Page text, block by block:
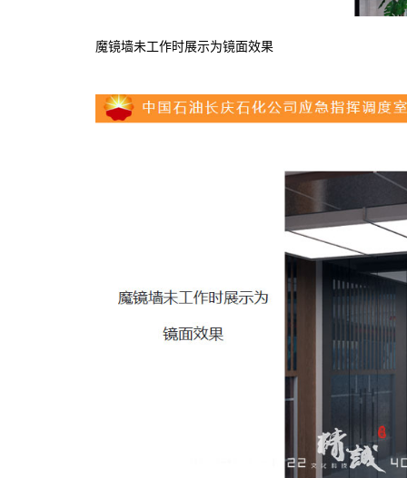
魔镜墙未工作时展示为镜面效果